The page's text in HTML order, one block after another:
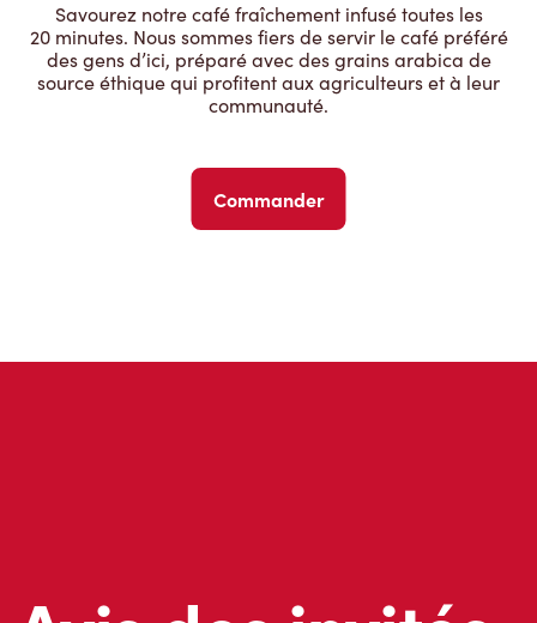
Savourez notre café fraîchement infusé toutes les
20 minutes. Nous sommes fiers de servir le café préféré
des gens d’ici, préparé avec des grains arabica de
source éthique qui profitent aux agriculteurs et à leur
communauté.
Commander